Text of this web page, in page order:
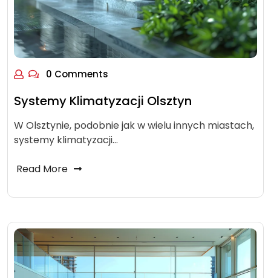
0 Comments
Systemy Klimatyzacji Olsztyn
W Olsztynie, podobnie jak w wielu innych miastach,
systemy klimatyzacji…
Read More